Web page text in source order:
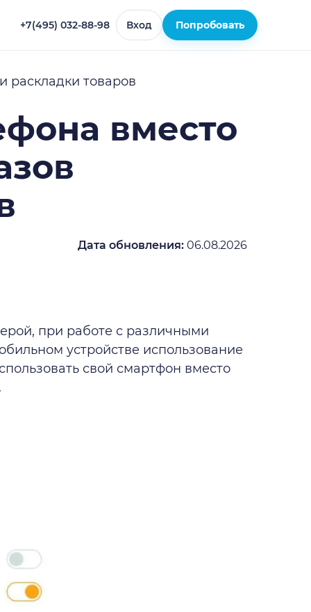
+7(495) 032-88-98 Вход Попробовать
раскладки товаров
вместо
Дата обновления: 06.08.2026
при работе с различными
устройстве использование
свой смартфон вместо